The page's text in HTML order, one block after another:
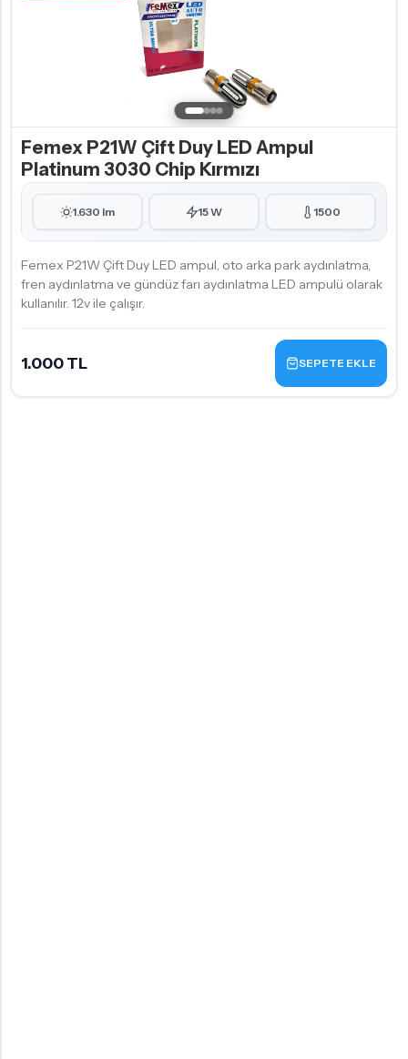
Femex P21W Çift Duy LED Ampul
Platinum 3030 Chip Kırmızı
1.630 lm 15 W 1500
Femex P21W Çift Duy LED ampul, oto arka park aydınlatma,
fren aydınlatma ve gündüz farı aydınlatma LED ampulü olarak
kullanılır. 12v ile çalışır.
1.000 TL SEPETE EKLE